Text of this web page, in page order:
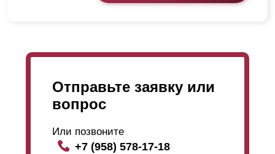
Отправьте заявку или
вопрос
Или позвоните
+7 (958) 578-17-18